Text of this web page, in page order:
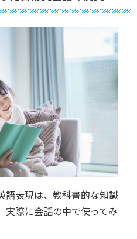
語表現は、教科書的な知識
実際に会話の中で使ってみ